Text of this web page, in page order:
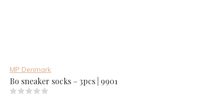
MP Denmark
Bo sneaker socks – 3pcs | 9901